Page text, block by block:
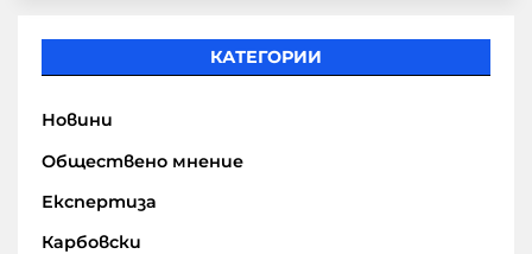
КАТЕГОРИИ
Новини
Обществено мнение
Експертиза
Карбовски